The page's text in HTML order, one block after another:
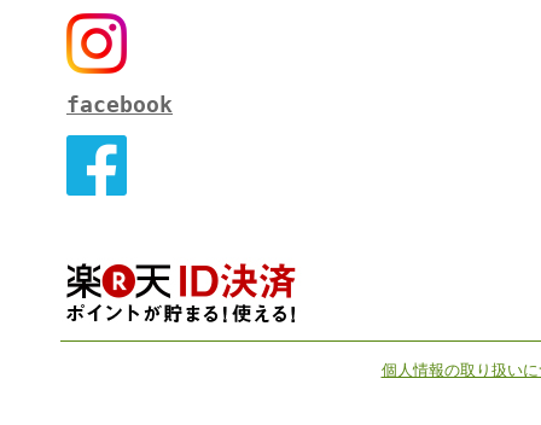
facebook
個人情報の取り扱い